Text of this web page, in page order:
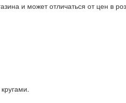
и может отличаться от цен в